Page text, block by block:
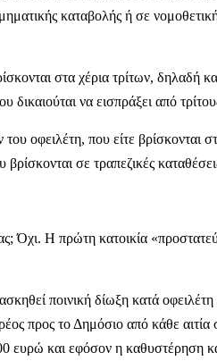
καταβολής ή σε
στα χέρια τρίτων, δηλαδή
να εισπράξει από
οφειλέτη, που είτε βρίσκονται
σε τραπεζικές
Όχι. Η πρώτη κατοικία
ποινική δίωξη κατά
προς το Δημόσιο από κάθε
ευρώ και εφόσον η καθυστέρηση